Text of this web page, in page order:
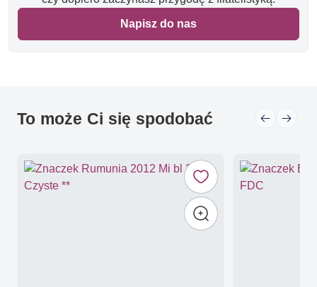
Napisz do nas
To może Ci się spodobać